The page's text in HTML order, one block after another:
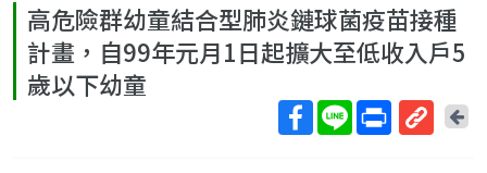
高危險群幼童結合型肺炎鏈球菌疫苗接種
計畫，自99年元月1日起擴大至低收入戶5
歲以下幼童
回